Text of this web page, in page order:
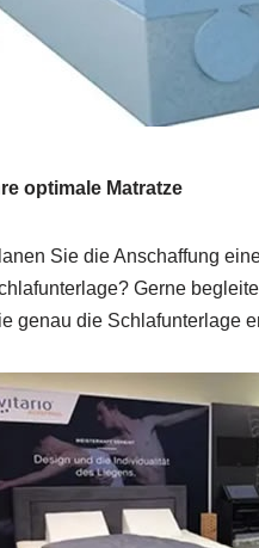
optimale Matratze
Sie die Anschaffung
Gerne
genau die Schlafunterlage